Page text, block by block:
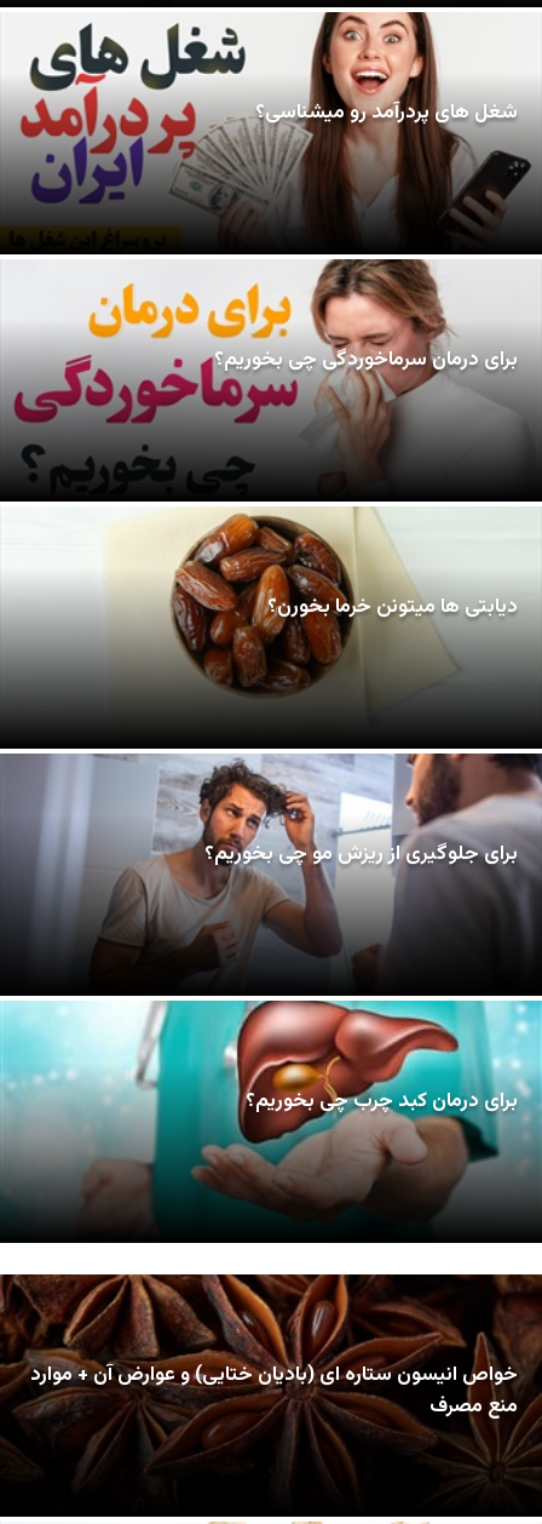
شغل های پردرآمد رو میشناسی؟
برای درمان سرماخوردگی چی بخوریم؟
دیابتی ها میتونن خرما بخورن؟
برای جلوگیری از ریزش مو چی بخوریم؟
برای درمان کبد چرب چی بخوریم؟
خواص انیسون ستاره ای (بادیان ختایی) و عوارض آن + موارد
منع مصرف